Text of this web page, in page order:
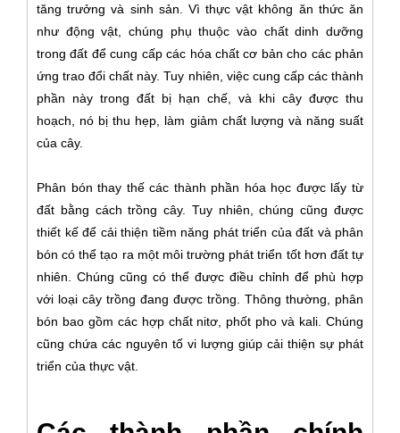
tăng trưởng và sinh sản. Vì thực vật không ăn thức ăn
như động vật, chúng phụ thuộc vào chất dinh dưỡng
trong đất để cung cấp các hóa chất cơ bản cho các phản
ứng trao đổi chất này. Tuy nhiên, việc cung cấp các thành
phần này trong đất bị hạn chế, và khi cây được thu
hoạch, nó bị thu hẹp, làm giảm chất lượng và năng suất
của cây.
Phân bón thay thế các thành phần hóa học được lấy từ
đất bằng cách trồng cây. Tuy nhiên, chúng cũng được
thiết kế để cải thiện tiềm năng phát triển của đất và phân
bón có thể tạo ra một môi trường phát triển tốt hơn đất tự
nhiên. Chúng cũng có thể được điều chỉnh để phù hợp
với loại cây trồng đang được trồng. Thông thường, phân
bón bao gồm các hợp chất nitơ, phốt pho và kali. Chúng
cũng chứa các nguyên tố vi lượng giúp cải thiện sự phát
triển của thực vật.